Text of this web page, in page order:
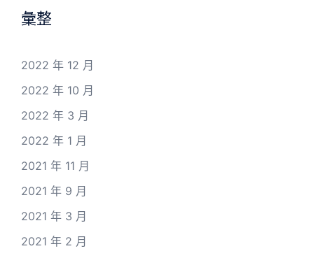
彙整
2022 年 12 月
2022 年 10 月
2022 年 3 月
2022 年 1 月
2021 年 11 月
2021 年 9 月
2021 年 3 月
2021 年 2 月